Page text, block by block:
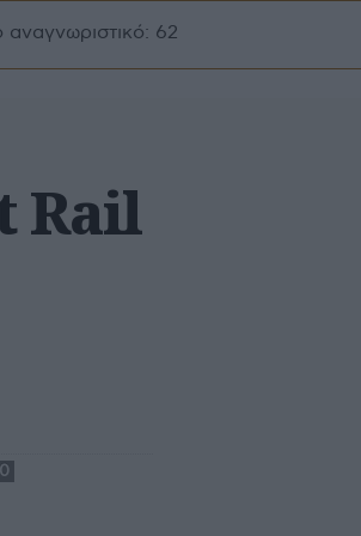
62
Rail